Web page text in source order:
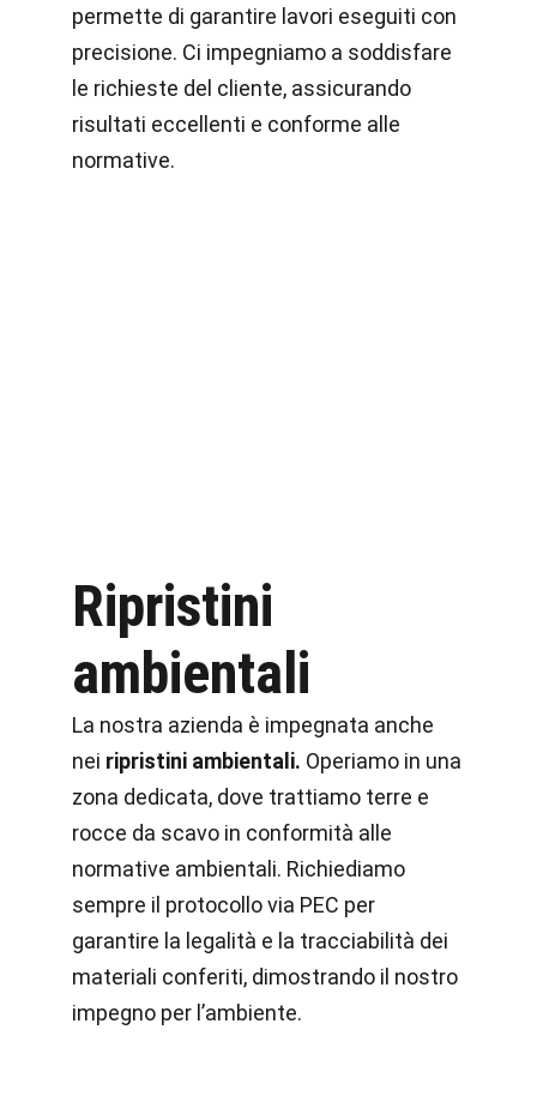
permette di garantire lavori eseguiti con
precisione. Ci impegniamo a soddisfare
le richieste del cliente, assicurando
risultati eccellenti e conforme alle
normative.
Ripristini
ambientali
La nostra azienda è impegnata anche
nei ripristini ambientali. Operiamo in una
zona dedicata, dove trattiamo terre e
rocce da scavo in conformità alle
normative ambientali. Richiediamo
sempre il protocollo via PEC per
garantire la legalità e la tracciabilità dei
materiali conferiti, dimostrando il nostro
impegno per l’ambiente.